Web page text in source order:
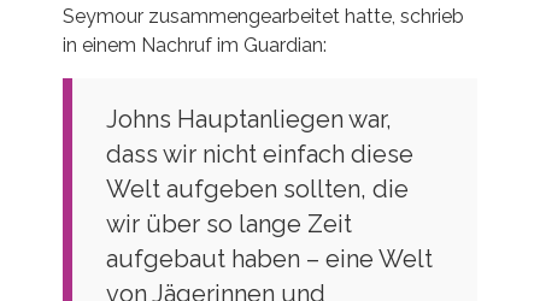
Seymour zusammengearbeitet hatte, schrieb
in einem Nachruf im Guardian:
Johns Hauptanliegen war,
dass wir nicht einfach diese
Welt aufgeben sollten, die
wir über so lange Zeit
aufgebaut haben – eine Welt
von Jägerinnen und